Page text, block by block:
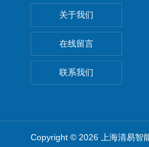
关于我们
在线留言
联系我们
Copyright © 2026 上海清易智